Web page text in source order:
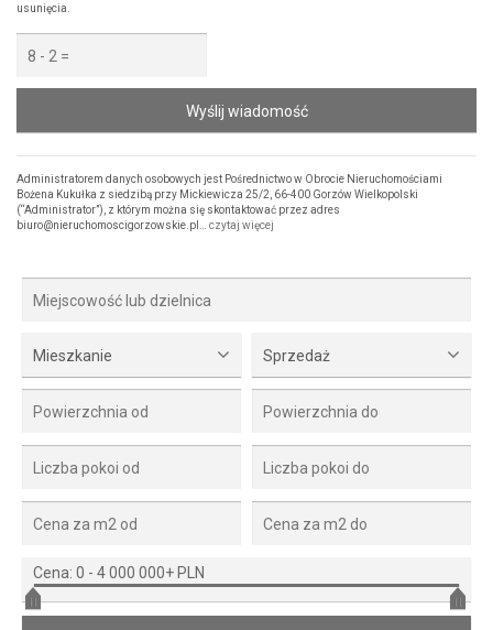
usunięcia.
Wyślij wiadomość
Administratorem danych osobowych jest Pośrednictwo w Obrocie Nieruchomościami
Bożena Kukułka z siedzibą przy Mickiewicza 25/2, 66-400 Gorzów Wielkopolski
(“Administrator”), z którym można się skontaktować przez adres
biuro@nieruchomoscigorzowskie.pl… czytaj więcej
Mieszkanie Sprzedaż
Cena: 0 - 4 000 000+ PLN